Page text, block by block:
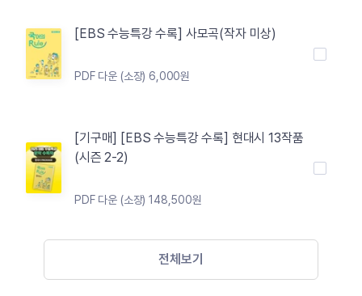
[EBS 수능특강 수록] 사모곡(작자 미상)
PDF 다운 (소장) 6,000원
[기구매] [EBS 수능특강 수록] 현대시 13작품
(시즌 2-2)
PDF 다운 (소장) 148,500원
전체보기